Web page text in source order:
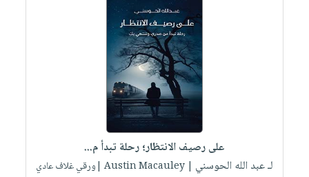
على رصيف الانتظار؛ رحلة تبدأ م...
لـ عبد الله الحوسني | Austin Macauley |ورقي غلاف عادي